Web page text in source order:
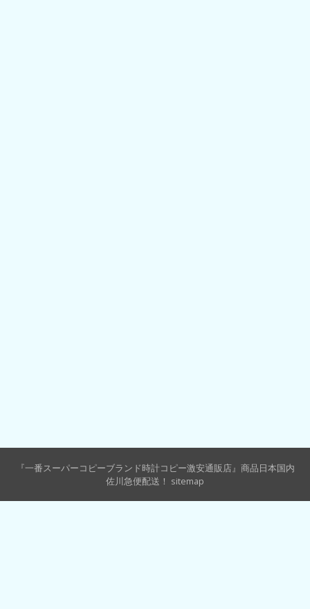
『一番スーパーコピーブランド時計コピー激安通販店』商品日本国内
佐川急便配送！ sitemap